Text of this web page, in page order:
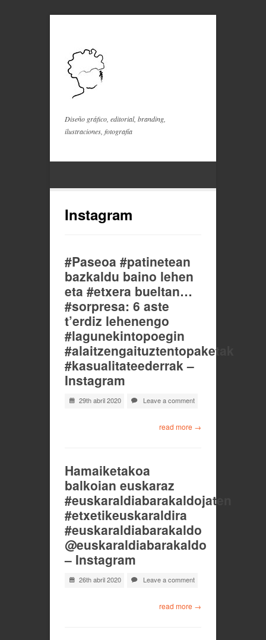
Diseño gráfico, editorial, branding,
ilustraciones, fotografía
Instagram
#Paseoa #patinetean
bazkaldu baino lehen
eta #etxera bueltan…
#sorpresa: 6 aste
t’erdiz lehenengo
#lagunekintopoegin
#alaitzengaituztentopaketak
#kasualitateederrak –
Instagram
29th abril 2020 Leave a comment
read more →
Hamaiketakoa
balkoian euskaraz
#euskaraldiabarakaldojaten
#etxetikeuskaraldira
#euskaraldiabarakaldo
@euskaraldiabarakaldo
– Instagram
26th abril 2020 Leave a comment
read more →